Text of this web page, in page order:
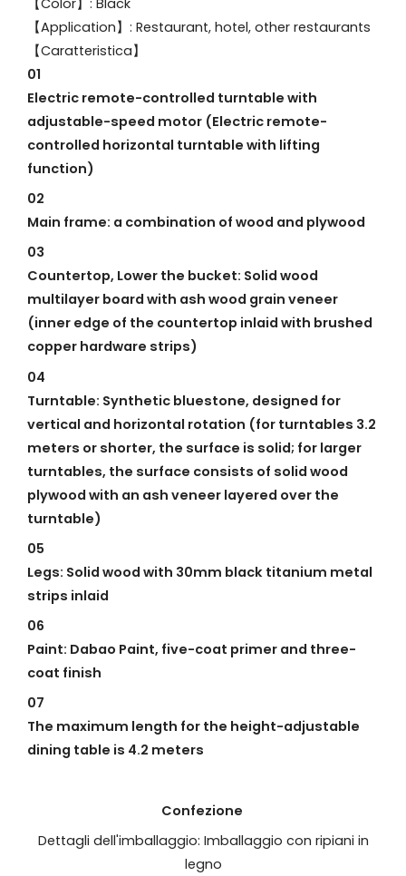
【Application】: Restaurant, hotel, other restaurants
【Caratteristica】
01
Electric remote-controlled turntable with
adjustable-speed motor (Electric remote-
controlled horizontal turntable with lifting
function)
02
Main frame: a combination of wood and plywood
03
Countertop, Lower the bucket: Solid wood
multilayer board with ash wood grain veneer
(inner edge of the countertop inlaid with brushed
copper hardware strips)
04
Turntable: Synthetic bluestone, designed for
vertical and horizontal rotation (for turntables 3.2
meters or shorter, the surface is solid; for larger
turntables, the surface consists of solid wood
plywood with an ash veneer layered over the
turntable)
05
Legs: Solid wood with 30mm black titanium metal
strips inlaid
06
Paint: Dabao Paint, five-coat primer and three-
coat finish
07
The maximum length for the height-adjustable
dining table is 4.2 meters
Confezione
Dettagli dell'imballaggio: Imballaggio con ripiani in
legno